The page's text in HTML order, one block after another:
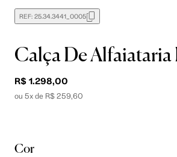
REF: 25.34.3441_0005
Calça De Alfaiataria
R$ 1.298,00
ou 5x de R$ 259,60
Cor